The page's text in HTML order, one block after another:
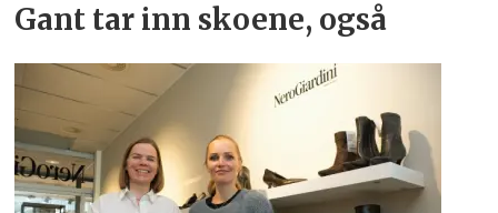
Gant tar inn skoene, også